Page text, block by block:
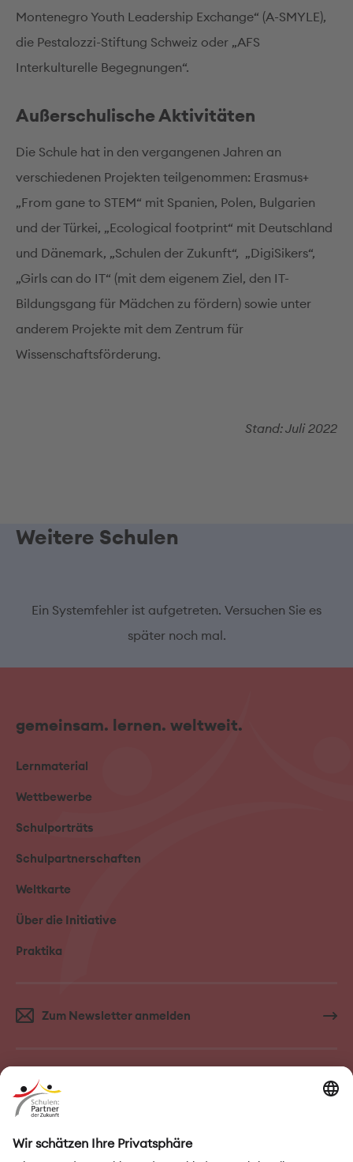
Montenegro Youth Leadership Exchange“ (A-SMYLE),
die Pestalozzi-Stiftung Schweiz oder „AFS
Interkulturelle Begegnungen“.
Außerschulische Aktivitäten
Die Schule hat in den vergangenen Jahren an
verschiedenen Projekten teilgenommen: Erasmus+
„From gane to STEM“ mit Spanien, Polen, Bulgarien
und der Türkei, „Ecological footprint“ mit Deutschland
und Dänemark, „Schulen der Zukunft“, „DigiSikers“,
„Girls can do IT“ (mit dem eigenem Ziel, den IT-
Bildungsgang für Mädchen zu fördern) sowie unter
anderem Projekte mit dem Zentrum für
Wissenschaftsförderung.
Stand: Juli 2022
Weitere Schulen
Ein Systemfehler ist aufgetreten. Versuchen Sie es
später noch mal.
gemeinsam. lernen. weltweit.
Lernmaterial
Wettbewerbe
Schulporträts
Schulpartnerschaften
Weltkarte
Über die Initiative
Praktika
Zum Newsletter anmelden
FAQ–Häufige Fragen Kontakt